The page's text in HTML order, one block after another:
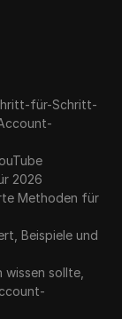
für-Schritt-
2026
Methoden für
Beispiele und
sollte,